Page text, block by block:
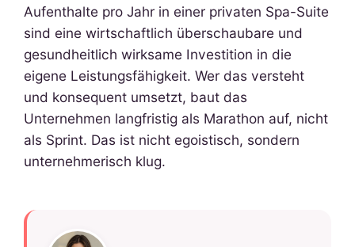
Aufenthalte pro Jahr in einer privaten Spa-Suite
sind eine wirtschaftlich überschaubare und
gesundheitlich wirksame Investition in die
eigene Leistungsfähigkeit. Wer das versteht
und konsequent umsetzt, baut das
Unternehmen langfristig als Marathon auf, nicht
als Sprint. Das ist nicht egoistisch, sondern
unternehmerisch klug.